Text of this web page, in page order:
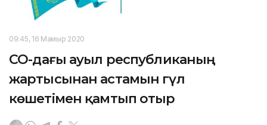
09:45, 16 Мамыр 2020
СҚО-дағы ауыл республиканың
жартысынан астамын гүл
көшетімен қамтып отыр